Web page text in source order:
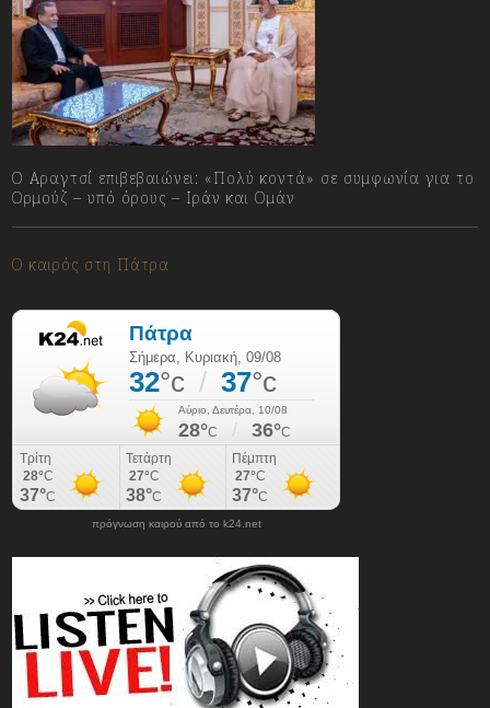
Ο Αραγτσί επιβεβαιώνει: «Πολύ κοντά» σε συμφωνία για το
Ορμούζ – υπό όρους – Ιράν και Ομάν
Ο καιρός στη Πάτρα
πρόγνωση καιρού από το k24.net